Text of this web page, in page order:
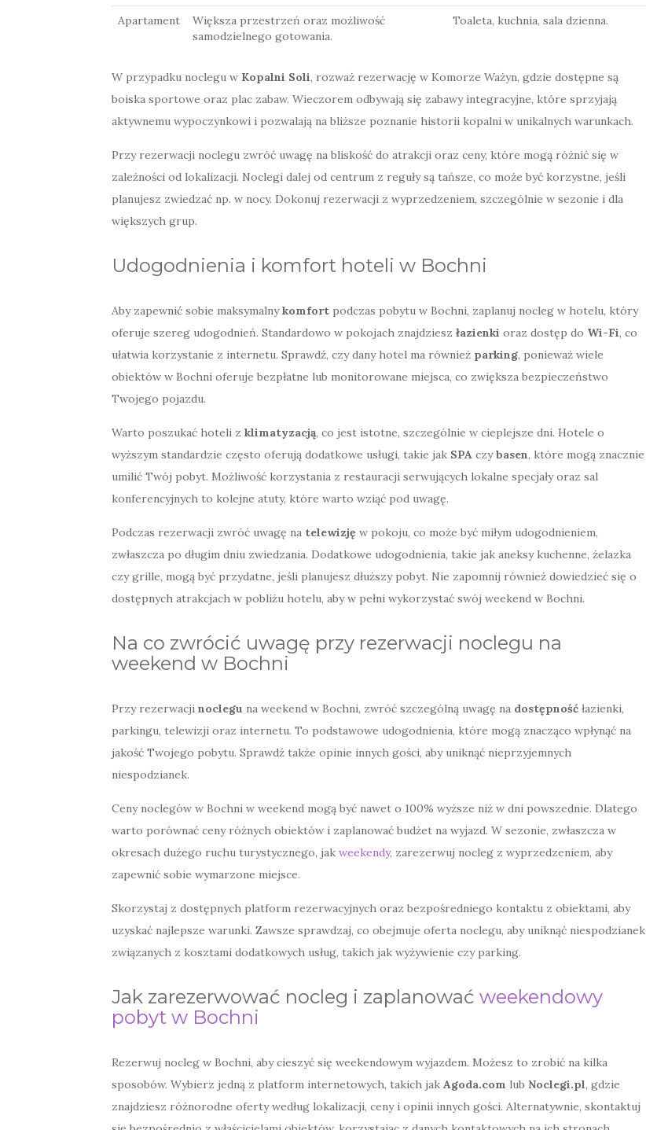
Apartament
Większa przestrzeń oraz możliwość
samodzielnego gotowania.
Toaleta, kuchnia, sala dzienna.
W przypadku noclegu w Kopalni Soli, rozważ rezerwację w Komorze Ważyn, gdzie dostępne są
boiska sportowe oraz plac zabaw. Wieczorem odbywają się zabawy integracyjne, które sprzyjają
aktywnemu wypoczynkowi i pozwalają na bliższe poznanie historii kopalni w unikalnych warunkach.
Przy rezerwacji noclegu zwróć uwagę na bliskość do atrakcji oraz ceny, które mogą różnić się w
zależności od lokalizacji. Noclegi dalej od centrum z reguły są tańsze, co może być korzystne, jeśli
planujesz zwiedzać np. w nocy. Dokonuj rezerwacji z wyprzedzeniem, szczególnie w sezonie i dla
większych grup.
Udogodnienia i komfort hoteli w Bochni
Aby zapewnić sobie maksymalnykomfort podczas pobytu w Bochni, zaplanuj nocleg w hotelu, który
oferuje szereg udogodnień. Standardowo w pokojach znajdziesz łazienki oraz dostęp do Wi-Fi, co
ułatwia korzystanie z internetu. Sprawdź, czy dany hotel ma również parking, ponieważ wiele
obiektów w Bochni oferuje bezpłatne lub monitorowane miejsca, co zwiększa bezpieczeństwo
Twojego pojazdu.
Warto poszukać hoteli z klimatyzacją, co jest istotne, szczególnie w cieplejsze dni. Hotele o
wyższym standardzie często oferują dodatkowe usługi, takie jak SPA czybasen, które mogą znacznie
umilić Twój pobyt. Możliwość korzystania z restauracji serwujących lokalne specjały oraz sal
konferencyjnych to kolejne atuty, które warto wziąć pod uwagę.
Podczas rezerwacji zwróć uwagę na telewizję w pokoju, co może być miłym udogodnieniem,
zwłaszcza po długim dniu zwiedzania. Dodatkowe udogodnienia, takie jak aneksy kuchenne, żelazka
czy grille, mogą być przydatne, jeśli planujesz dłuższy pobyt. Nie zapomnij również dowiedzieć się o
dostępnych atrakcjach w pobliżu hotelu, aby w pełni wykorzystać swój weekend w Bochni.
Na co zwrócić uwagę przy rezerwacji noclegu na
weekend w Bochni
Przy rezerwacji noclegu na weekend w Bochni, zwróć szczególną uwagę na dostępność łazienki,
parkingu, telewizji oraz internetu. To podstawowe udogodnienia, które mogą znacząco wpłynąć na
jakość Twojego pobytu. Sprawdź także opinie innych gości, aby uniknąć nieprzyjemnych
niespodzianek.
Ceny noclegów w Bochni w weekend mogą być nawet o 100% wyższe niż w dni powszednie. Dlatego
warto porównać ceny różnych obiektów i zaplanować budżet na wyjazd. W sezonie, zwłaszcza w
okresach dużego ruchu turystycznego, jak weekendy, zarezerwuj nocleg z wyprzedzeniem, aby
zapewnić sobie wymarzone miejsce.
Skorzystaj z dostępnych platform rezerwacyjnych oraz bezpośredniego kontaktu z obiektami, aby
uzyskać najlepsze warunki. Zawsze sprawdzaj, co obejmuje oferta noclegu, aby uniknąć niespodzianek
związanych z kosztami dodatkowych usług, takich jak wyżywienie czy parking.
Jak zarezerwować nocleg i zaplanować weekendowy
pobyt w Bochni
Rezerwuj nocleg w Bochni, aby cieszyć się weekendowym wyjazdem. Możesz to zrobić na kilka
sposobów. Wybierz jedną z platform internetowych, takich jak Agoda.com lub Noclegi.pl, gdzie
znajdziesz różnorodne oferty według lokalizacji, ceny i opinii innych gości. Alternatywnie, skontaktuj